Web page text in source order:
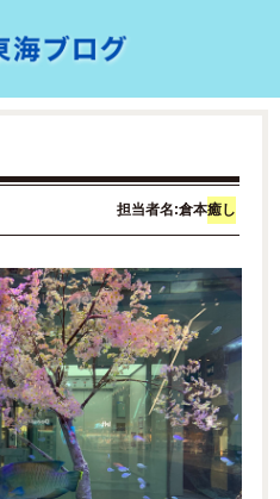
癒し
担当者名:倉本